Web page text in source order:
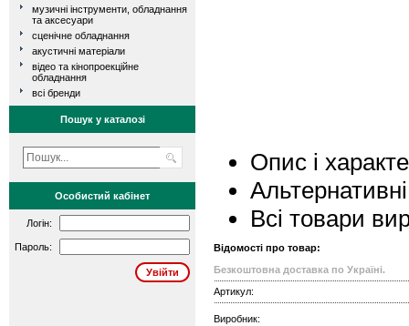
музичні інструменти, обладнання
та аксесуари
сценічне обладнання
акустичні матеріали
відео та кінопроекційне
обладнання
всі бренди
Пошук у каталозі
Особистий кабінет
Логін:
Пароль:
Опис і
Всі товари
Відомості про товар:
Безкоштовна доставка по Україні.
Артикул:
Виробник: